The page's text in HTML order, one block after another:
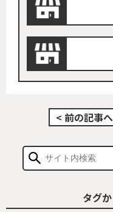
< 前の記事へ
タグ